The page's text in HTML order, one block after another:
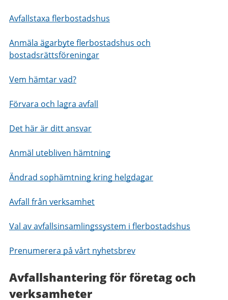
Avfallstaxa flerbostadshus
Anmäla ägarbyte flerbostadshus och
bostadsrättsföreningar
Vem hämtar vad?
Förvara och lagra avfall
Det här är ditt ansvar
Anmäl utebliven hämtning
Ändrad sophämtning kring helgdagar
Avfall från verksamhet
Val av avfallsinsamlingssystem i flerbostadshus
Prenumerera på vårt nyhetsbrev
Avfallshantering för företag och
verksamheter